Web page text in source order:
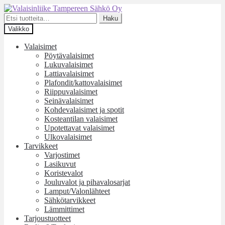
Siirry
navigointiin
Siirry
sisältöön
Etsi:
Haku
Valikko
Valaisimet
Pöytävalaisimet
Lukuvalaisimet
Lattiavalaisimet
Plafondit/kattovalaisimet
Riippuvalaisimet
Seinävalaisimet
Kohdevalaisimet ja spotit
Kosteantilan valaisimet
Upotettavat valaisimet
Ulkovalaisimet
Tarvikkeet
Varjostimet
Lasikuvut
Koristevalot
Jouluvalot ja pihavalosarjat
Lamput/Valonlähteet
Sähkötarvikkeet
Lämmittimet
Tarjoustuotteet